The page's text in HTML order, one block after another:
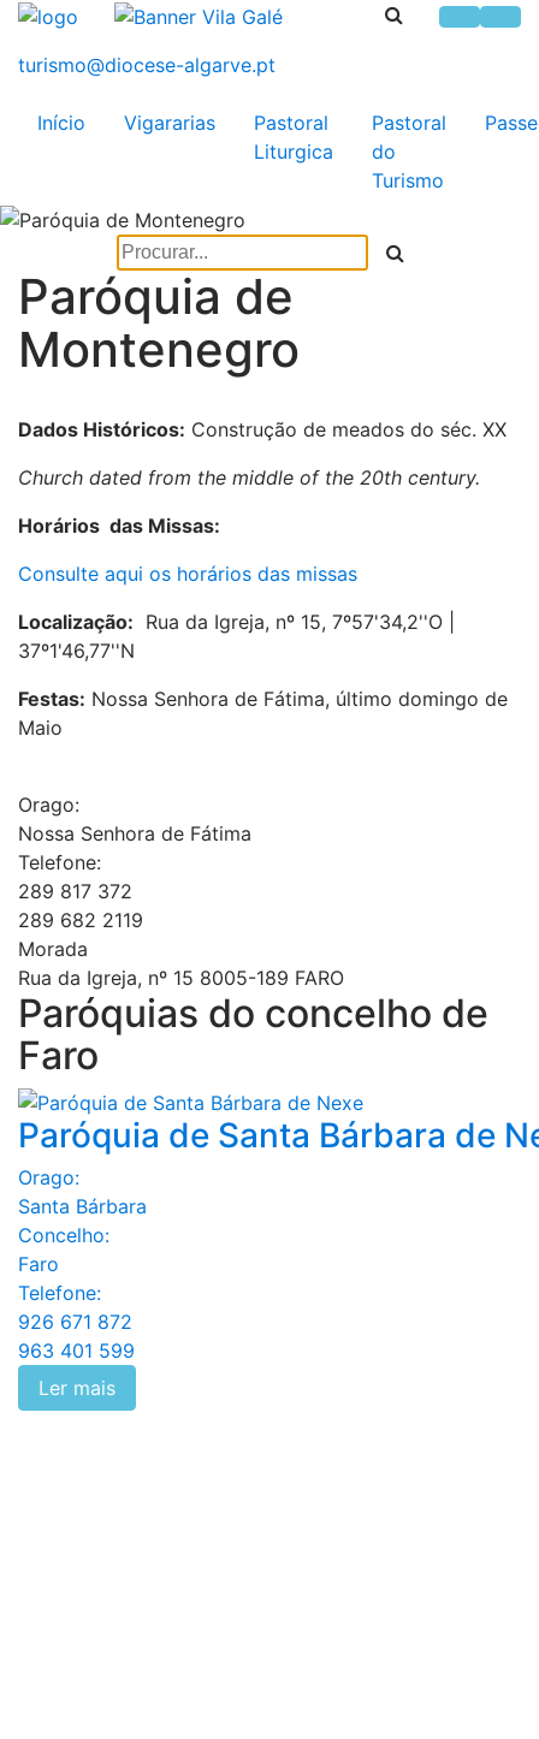
Início Vigararias
Pastoral
Liturgica
Pastoral
do
Turismo
Paróquia de
Montenegro
Dados Históricos: Construção de meados do séc. XX
Church dated from the middle of the 20th century.
Horários das Missas:
Consulte aqui os horários das missas
Localização: Rua da Igreja, nº 15, 7º57'34,2''O |
37º1'46,77''N
Festas: Nossa Senhora de Fátima, último domingo de
Maio
Orago:
Nossa Senhora de Fátima
Telefone:
289 817 372
289 682 2119
Morada
Rua da Igreja, nº 15 8005-189 FARO
Paróquias do concelho de
Faro
Paróquia de Santa Bárbara de
Orago:
Santa Bárbara
Concelho:
Faro
Telefone:
926 671 872
963 401 599
Ler mais